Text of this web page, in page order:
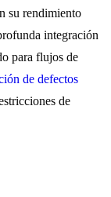
su rendimiento
integración
para flujos de
de defectos
de